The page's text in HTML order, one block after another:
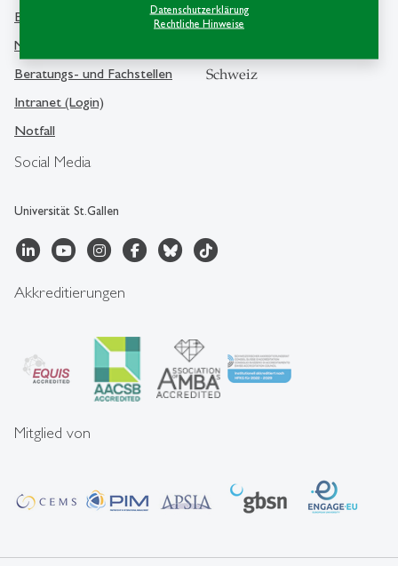
Datenschutzerklärung
Rechtliche Hinweise
Social Media
Universität St.Gallen
Bibliothek
Medien
Beratungs- und Fachstellen
Intranet (Login)
Notfall
Universität St.Gallen
Dufourstrasse 50
Schweiz
Akkreditierungen
Mitglied von